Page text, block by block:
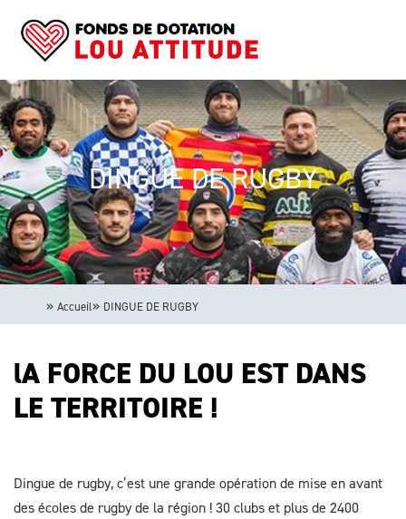
contenu
principal
Navigation
principale
DINGUE DE RUGBY
Accueil DINGUE DE RUGBY
lA FORCE DU LOU EST DANS
LE TERRITOIRE !
Dingue de rugby, c’est une grande opération de mise en avant
des écoles de rugby de la région ! 30 clubs et plus de 2400